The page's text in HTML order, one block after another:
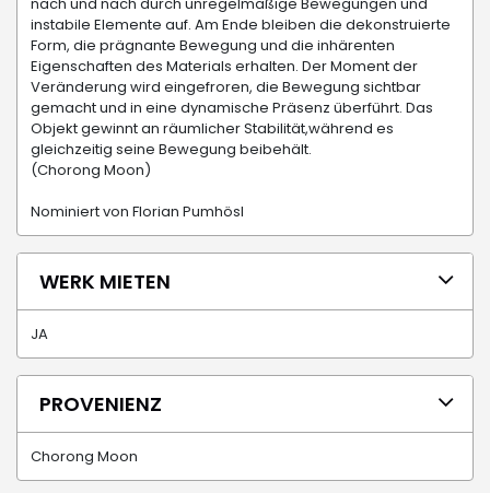
instabile Elemente auf. Am Ende bleiben die dekonstruierte
Form, die prägnante Bewegung und die inhärenten
Eigenschaften des Materials erhalten. Der Moment der
Veränderung wird eingefroren, die Bewegung sichtbar
gemacht und in eine dynamische Präsenz überführt. Das
Objekt gewinnt an räumlicher Stabilität,während es
gleichzeitig seine Bewegung beibehält.
(Chorong Moon)
Nominiert von Florian Pumhösl
WERK MIETEN
JA
PROVENIENZ
Chorong Moon